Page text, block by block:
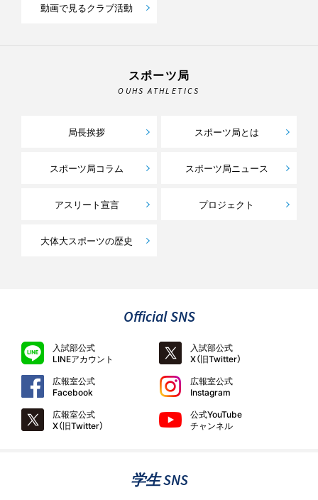
動画で見るクラブ活動
スポーツ局
OUHS ATHLETICS
局長挨拶 スポーツ局とは
スポーツ局コラム スポーツ局ニュース
アスリート宣言 プロジェクト
大体大スポーツの歴史
Official SNS
入試部公式
LINEアカウント
入試部公式
X（旧Twitter）
広報室公式
Facebook
広報室公式
Instagram
広報室公式
X（旧Twitter）
公式YouTube
チャンネル
学生 SNS